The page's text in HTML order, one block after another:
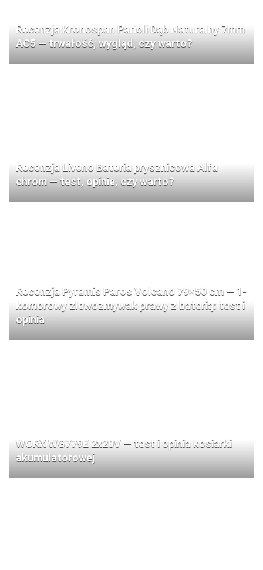
Recenzja Kronospan Parioli Dąb Naturalny 7mm
AC5 — trwałość, wygląd, czy warto?
Recenzja Liveno Bateria prysznicowa Alfa
chrom — test, opinie, czy warto?
Recenzja Pyramis Paros Volcano 79×50 cm — 1-
komorowy zlewozmywak prawy z baterią: test i
opinia
WORX WG779E 2x20V — test i opinia kosiarki
akumulatorowej